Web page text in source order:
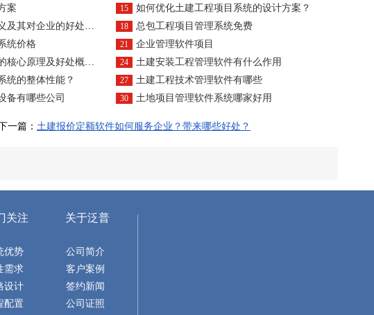
案 15 如何优化土建工程项目系统的设计方案？
对企业的好处是什么？ 18 总包工程项目管理系统免费
统价格 21 企业管理软件项目
心原理及好处概述？ 24 土建安装工程管理软件有什么作用
统的整体性能？ 27 土建工程技术管理软件有哪些
备有哪些公司 30 土地项目管理软件系统哪家好用
一篇： 土建报价定额软件如何服务企业？带来哪些好处？
关注
优势
需求
设计
配置
关于泛普
公司简介
客户案例
签约新闻
公司证照